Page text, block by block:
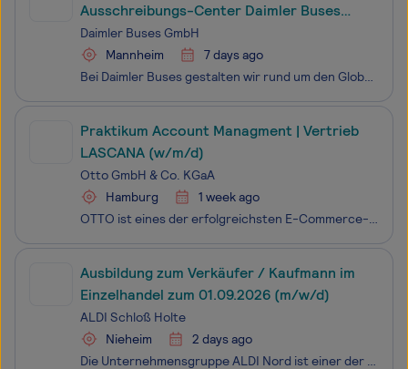
Ausschreibungs-Center Daimler Buses
GmbH
Daimler Buses GmbH
Mannheim
7 days ago
Bei Daimler Buses gestalten wir rund um den Globus die Zukunft der Mobilität und erzielen damit gemeinsam echte Wirkung. Als weltweit führender Bushersteller entwickeln und bauen wir nicht nur die besten Busse, sondern bringen den gesamten öffentlichen Personennah- und Reiseverkehr mit intelligenten
Praktikum Account Managment | Vertrieb
LASCANA (w/m/d)
Otto GmbH & Co. KGaA
Hamburg
1 week ago
OTTO ist eines der erfolgreichsten E-Commerce-Unternehmen Europas. Mit mehr als 18 Millionen Artikeln und über 34.000 Marken gehört otto.de heute zu den führenden deutschen Onlineshopping-Plattformen. Als Marktplatz öffnen wir uns stetig für weitere Marken und Partner und wachsen so immer weiter. Au
Ausbildung zum Verkäufer / Kaufmann im
Einzelhandel zum 01.09.2026 (m/w/d)
ALDI Schloß Holte
Nieheim
2 days ago
Die Unternehmensgruppe ALDI Nord ist einer der führenden Lebensmitteleinzelhändler. Mit einer Tradition von über 110 Jahren steht ALDI für die Erfindung des Discount-Prinzips. Unsere Mission ist es, Menschen überall und jederzeit mit dem zu versorgen, was sie für ihr tägliches Leben brauchen: qualit